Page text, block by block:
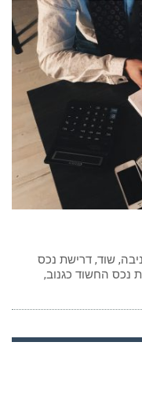
שוד, דרישת נכס
נכס החשוד כגנוב,